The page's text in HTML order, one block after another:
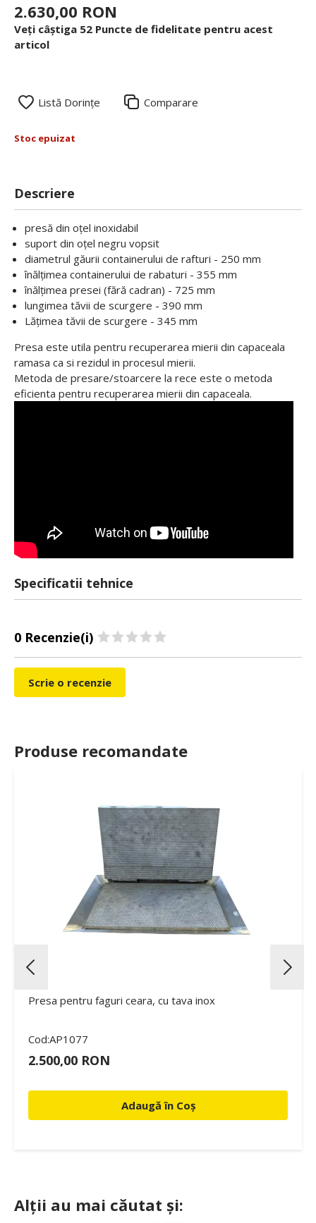
2.630,00 RON
Veți câștiga 52 Puncte de fidelitate pentru acest
articol
Listă Dorințe Comparare
Stoc epuizat
Descriere
presă din oțel inoxidabil
suport din oțel negru vopsit
diametrul găurii containerului de rafturi - 250 mm
înălțimea containerului de rabaturi - 355 mm
înălțimea presei (fără cadran) - 725 mm
lungimea tăvii de scurgere - 390 mm
Lățimea tăvii de scurgere - 345 mm
Presa este utila pentru recuperarea mierii din capaceala
ramasa ca si rezidul in procesul mierii.
Metoda de presare/stoarcere la rece este o metoda
eficienta pentru recuperarea mierii din capaceala.
Specificatii tehnice
0 Recenzie(i)
Scrie o recenzie
Produse recomandate
Presa pentru faguri ceara, cu tava inox
Cod:AP1077
2.500,00 RON
Adaugă în Coș
Alții au mai căutat și: